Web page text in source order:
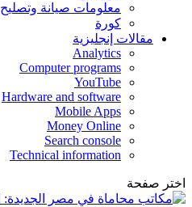
معلومات صيانة وتصليح
كورة
مقالات إنجليزية
Analytics
Computer programs
YouTube
Hardware and software
Mobile Apps
Money Online
Search console
Technical information
اختر صفحة